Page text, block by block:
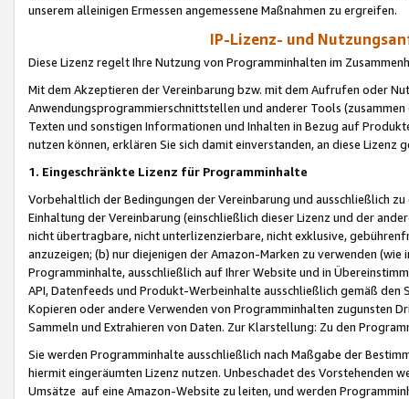
unserem alleinigen Ermessen angemessene Maßnahmen zu ergreifen.
IP-Lizenz- und
Diese Lizenz regelt Ihre Nutzung von Programminhalten im
Mit dem Akzeptieren der Vereinbarung bzw. mit dem Aufrufen oder
Anwendungsprogrammierschnittstellen und anderer Tools (zusammen
Texten und sonstigen Informationen und Inhalten in Bezug auf
nutzen können, erklären Sie sich damit einverstanden, an diese Lizenz
1. Eingeschränkte Lizenz für Programminhalte
Vorbehaltlich der Bedingungen der Vereinbarung und ausschließlich
Einhaltung der Vereinbarung (einschließlich dieser Lizenz und der
nicht übertragbare, nicht unterlizenzierbare, nicht exklusive,
anzuzeigen; (b) nur diejenigen der Amazon-Marken zu verwenden
Programminhalte, ausschließlich auf Ihrer Website und in
API, Datenfeeds und Produkt-Werbeinhalte ausschließlich gemäß
Kopieren oder andere Verwenden von Programminhalten zugunsten
Sammeln und Extrahieren von Daten. Zur Klarstellung: Zu den
Sie werden Programminhalte ausschließlich nach Maßgabe der
hiermit eingeräumten Lizenz nutzen. Unbeschadet des Vorstehenden
Umsätze auf eine Amazon-Website zu leiten, und werden